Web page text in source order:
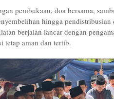
pembukaan, doa bersama,
hingga
berjalan lancar dengan
tetap aman dan tertib.